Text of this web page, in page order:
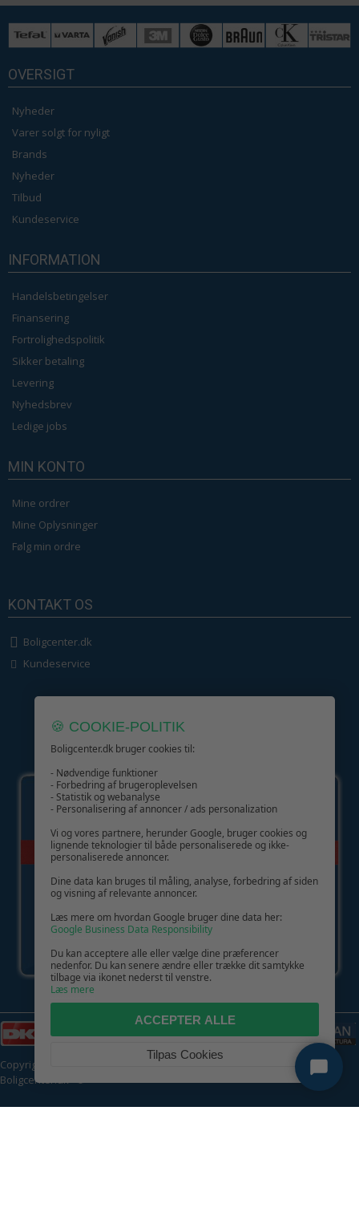
OVERSIGT
Nyheder
Varer solgt for nyligt
Brands
Nyheder
Tilbud
Kundeservice
INFORMATION
Handelsbetingelser
Finansering
Fortrolighedspolitik
Sikker betaling
Levering
Nyhedsbrev
Ledige jobs
MIN KONTO
Mine ordrer
Mine Oplysninger
Følg min ordre
KONTAKT OS
Boligcenter.dk
Kundeservice
GIV GLÆDE MED ET GAVEKORT!
Copyright © 2026 | CVR: DK41222093 | Alle rettigheder forbeholdes |
Boligcenter.dk 🍪
🍪 COOKIE-POLITIK
Boligcenter.dk bruger cookies til:
- Nødvendige funktioner
- Forbedring af brugeroplevelsen
- Statistik og webanalyse
- Personalisering af annoncer / ads personalization
Vi og vores partnere, herunder Google, bruger cookies og
lignende teknologier til både personaliserede og ikke-
personaliserede annoncer.
Dine data kan bruges til måling, analyse, forbedring af siden
og visning af relevante annoncer.
Læs mere om hvordan Google bruger dine data her:
Google Business Data Responsibility
Du kan acceptere alle eller vælge dine præferencer
nedenfor. Du kan senere ændre eller trække dit samtykke
tilbage via ikonet nederst til venstre.
Læs mere
ACCEPTER ALLE
Tilpas Cookies